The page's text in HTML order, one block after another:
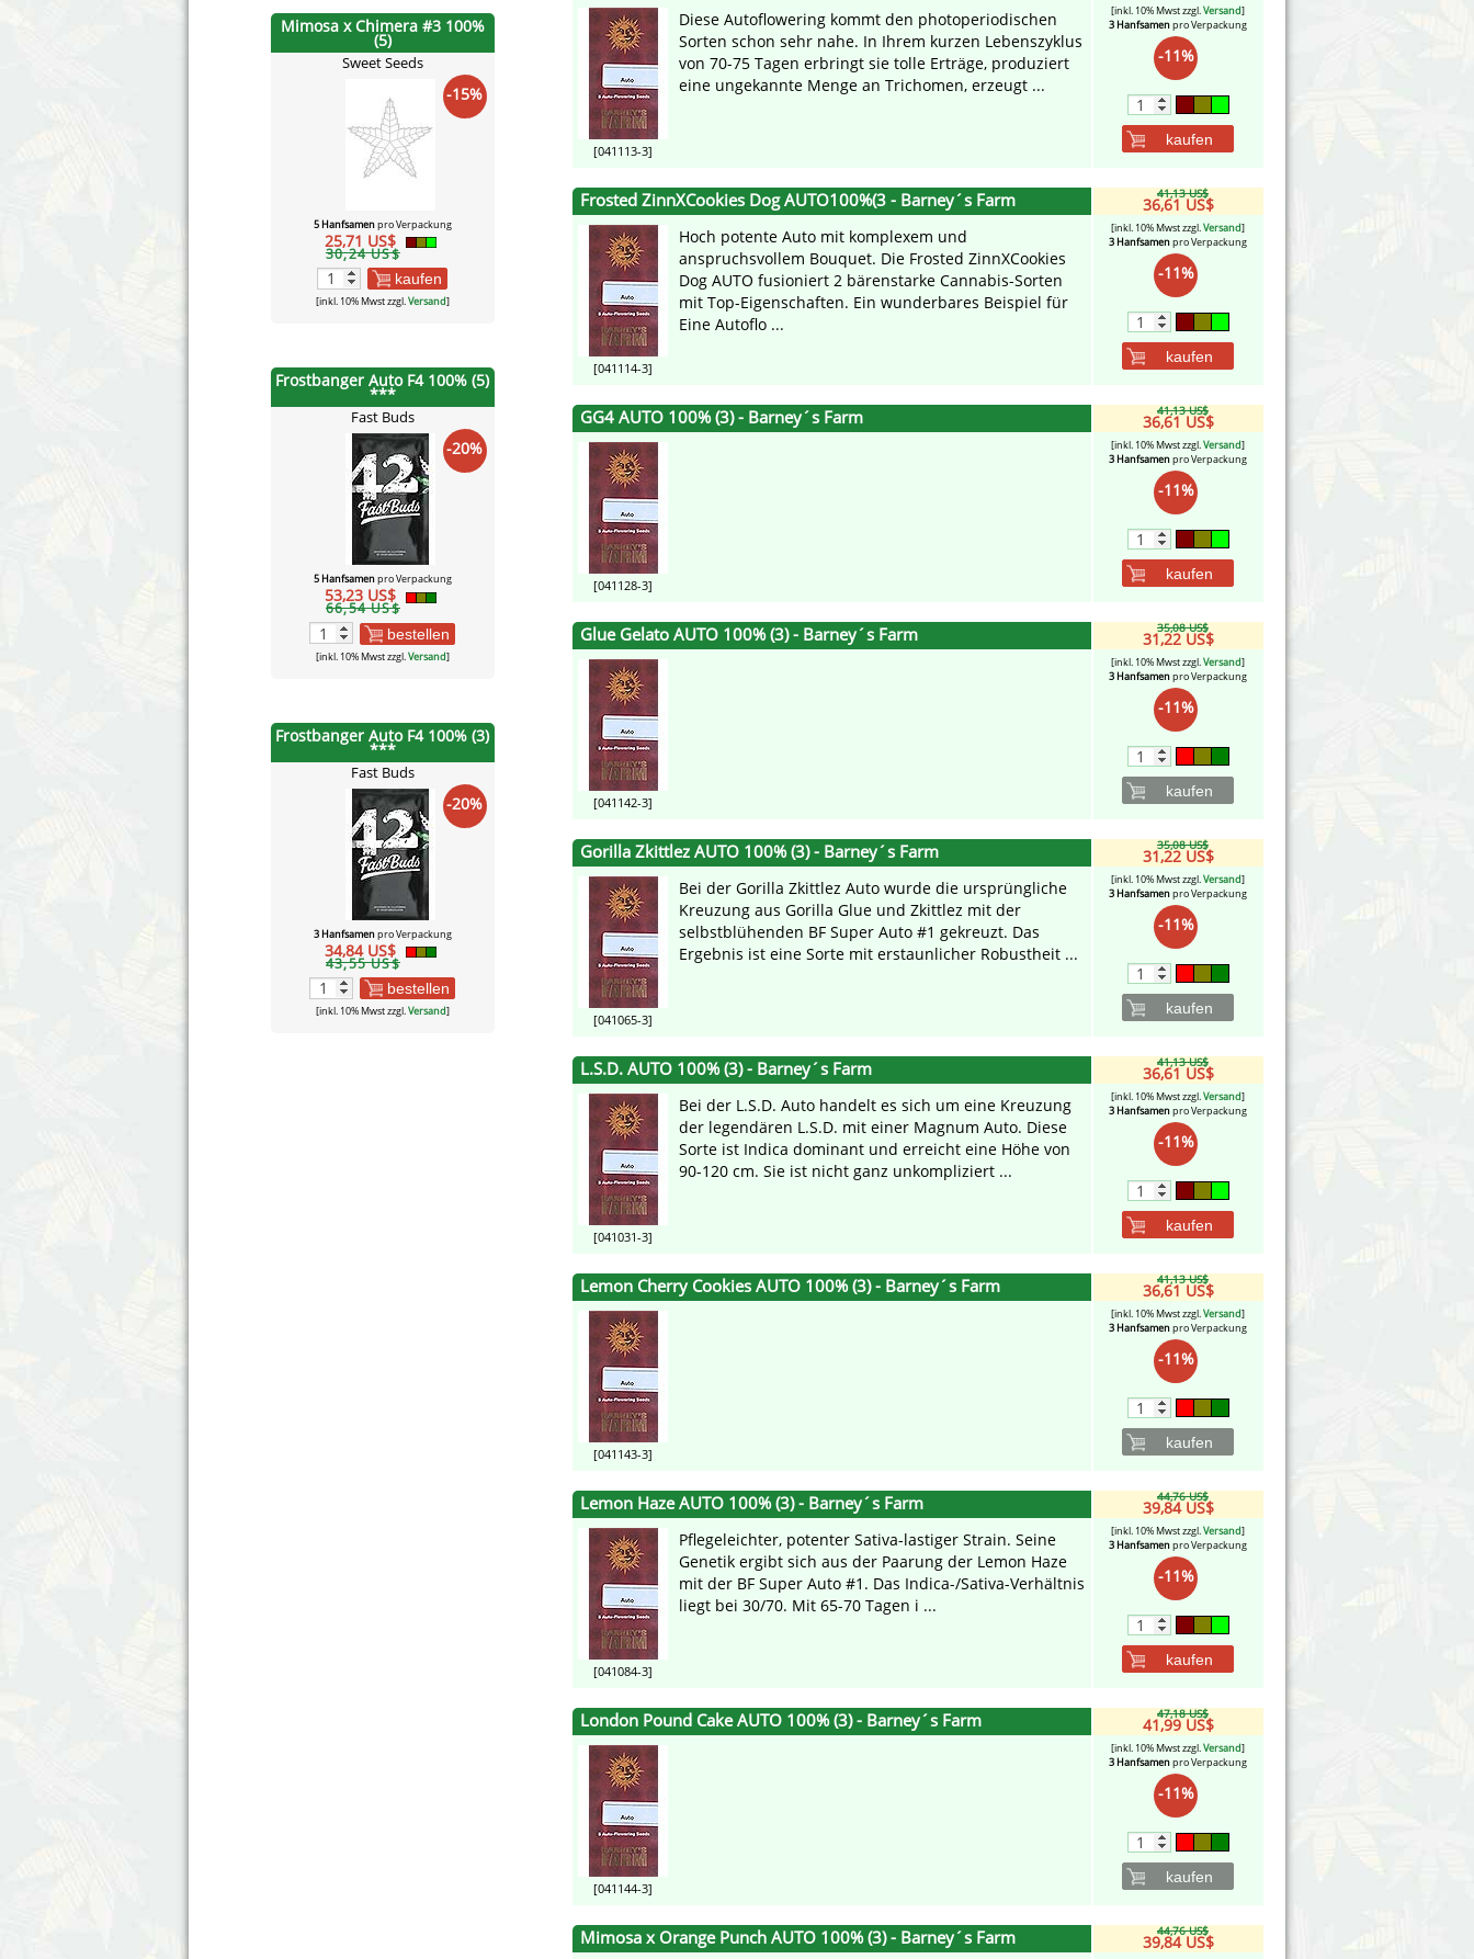
Mimosa x Chimera #3 100%
(5)
Sweet Seeds
-15%
5 Hanfsamenpro Verpackung
25,71 US$
30,24 US$
kaufen
[inkl. 10% Mwst zzgl.Versand]
Frostbanger Auto F4 100% (5)
***
Fast Buds
-20%
5 Hanfsamenpro Verpackung
53,23 US$
66,54 US$
bestellen
[inkl. 10% Mwst zzgl.Versand]
Frostbanger Auto F4 100% (3)
***
Fast Buds
-20%
3 Hanfsamenpro Verpackung
34,84 US$
43,55 US$
bestellen
[inkl. 10% Mwst zzgl.Versand]
[041113-3]
Diese Autoflowering kommt den photoperiodischen
Sorten schon sehr nahe. In Ihrem kurzen Lebenszyklus
von 70-75 Tagen erbringt sie tolle Erträge, produziert
eine ungekannte Menge an Trichomen, erzeugt ...
[inkl. 10% Mwst zzgl.Versand]
3 Hanfsamenpro Verpackung
-11%
kaufen
Frosted ZinnXCookies Dog AUTO100%(3 - Barney´s Farm
[041114-3]
Hoch potente Auto mit komplexem und
anspruchsvollem Bouquet. Die Frosted ZinnXCookies
Dog AUTO fusioniert 2 bärenstarke Cannabis-Sorten
mit Top-Eigenschaften. Ein wunderbares Beispiel für
Eine Autoflo ...
41,13 US$
36,61 US$
[inkl. 10% Mwst zzgl.Versand]
3 Hanfsamenpro Verpackung
-11%
kaufen
GG4 AUTO 100% (3) - Barney´s Farm
[041128-3]
41,13 US$
36,61 US$
[inkl. 10% Mwst zzgl.Versand]
3 Hanfsamenpro Verpackung
-11%
kaufen
Glue Gelato AUTO 100% (3) - Barney´s Farm
[041142-3]
35,08 US$
31,22 US$
[inkl. 10% Mwst zzgl.Versand]
3 Hanfsamenpro Verpackung
-11%
kaufen
Gorilla Zkittlez AUTO 100% (3) - Barney´s Farm
[041065-3]
Bei der Gorilla Zkittlez Auto wurde die ursprüngliche
Kreuzung aus Gorilla Glue und Zkittlez mit der
selbstblühenden BF Super Auto #1 gekreuzt. Das
Ergebnis ist eine Sorte mit erstaunlicher Robustheit ...
35,08 US$
31,22 US$
[inkl. 10% Mwst zzgl.Versand]
3 Hanfsamenpro Verpackung
-11%
kaufen
L.S.D. AUTO 100% (3) - Barney´s Farm
[041031-3]
Bei der L.S.D. Auto handelt es sich um eine Kreuzung
der legendären L.S.D. mit einer Magnum Auto. Diese
Sorte ist Indica dominant und erreicht eine Höhe von
90-120 cm. Sie ist nicht ganz unkompliziert ...
41,13 US$
36,61 US$
[inkl. 10% Mwst zzgl.Versand]
3 Hanfsamenpro Verpackung
-11%
kaufen
Lemon Cherry Cookies AUTO 100% (3) - Barney´s Farm
[041143-3]
41,13 US$
36,61 US$
[inkl. 10% Mwst zzgl.Versand]
3 Hanfsamenpro Verpackung
-11%
kaufen
Lemon Haze AUTO 100% (3) - Barney´s Farm
[041084-3]
Pflegeleichter, potenter Sativa-lastiger Strain. Seine
Genetik ergibt sich aus der Paarung der Lemon Haze
mit der BF Super Auto #1. Das Indica-/Sativa-Verhältnis
liegt bei 30/70. Mit 65-70 Tagen i ...
44,76 US$
39,84 US$
[inkl. 10% Mwst zzgl.Versand]
3 Hanfsamenpro Verpackung
-11%
kaufen
London Pound Cake AUTO 100% (3) - Barney´s Farm
[041144-3]
47,18 US$
41,99 US$
[inkl. 10% Mwst zzgl.Versand]
3 Hanfsamenpro Verpackung
-11%
kaufen
Mimosa x Orange Punch AUTO 100% (3) - Barney´s Farm 44,76 US$
39,84 US$